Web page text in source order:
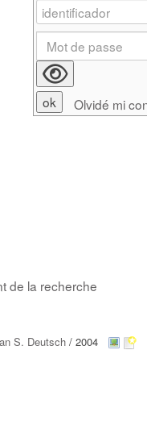
de la recherche
S. Deutsch / 2004
Olvidé mi